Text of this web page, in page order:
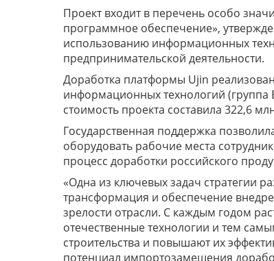
Проект входит в перечень особо
программное обеспечение»,
использованию информационных
предпринимательской деятельности.
Доработка платформы Ujin
информационных технологий
стоимость проекта составила 322,6
Государственная поддержка
оборудовать рабочие места
процесс доработки российского
«Одна из ключевых задач стратегии
трансформация и обеспечение
зрелости отрасли. С каждым годом
отечественные технологии и тем
строительства и повышают их
потенциал импортозамещения